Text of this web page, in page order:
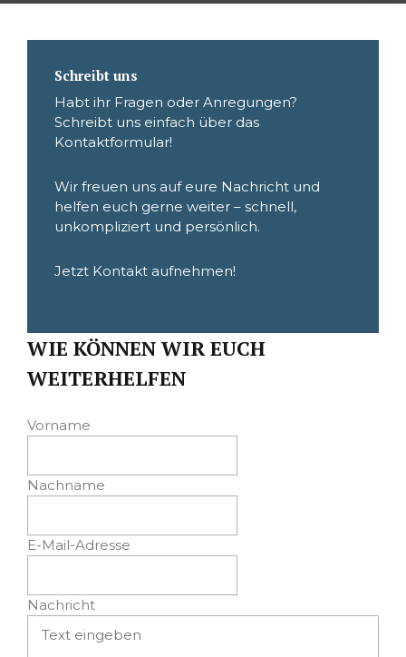
Schreibt uns
Habt ihr Fragen oder Anregungen?
Schreibt uns einfach über das
Kontaktformular!
Wir freuen uns auf eure Nachricht und
helfen euch gerne weiter – schnell,
unkompliziert und persönlich.
Jetzt Kontakt aufnehmen!
WIE KÖNNEN WIR EUCH
WEITERHELFEN
Vorname
Nachname
E-Mail-Adresse
Nachricht